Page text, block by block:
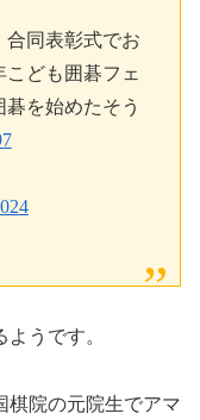
合同表彰式でお
ども囲碁フェ
を始めたそう
うです。
棋院の元院生でアマ